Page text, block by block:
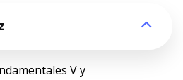
V y